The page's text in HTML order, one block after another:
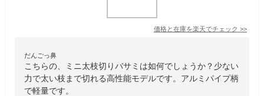
価格と在庫を楽天でチェック >>
だんごっ鼻
こちらの、ミニ太枝切りバサミは如何でしょうか？少ない
力で太い枝まで切れる高性能モデルです。アルミパイプ柄
で軽量です。